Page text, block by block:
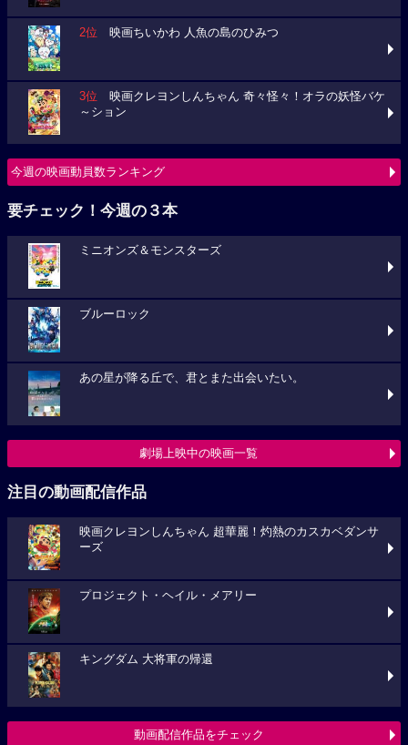
2位 映画ちいかわ 人魚の島のひみつ
3位 映画クレヨンしんちゃん 奇々怪々！オラの妖怪バケ
～ション
今週の映画動員数ランキング
要チェック！今週の３本
ミニオンズ＆モンスターズ
ブルーロック
あの星が降る丘で、君とまた出会いたい。
劇場上映中の映画一覧
注目の動画配信作品
映画クレヨンしんちゃん 超華麗！灼熱のカスカベダンサ
ーズ
プロジェクト・ヘイル・メアリー
キングダム 大将軍の帰還
動画配信作品をチェック